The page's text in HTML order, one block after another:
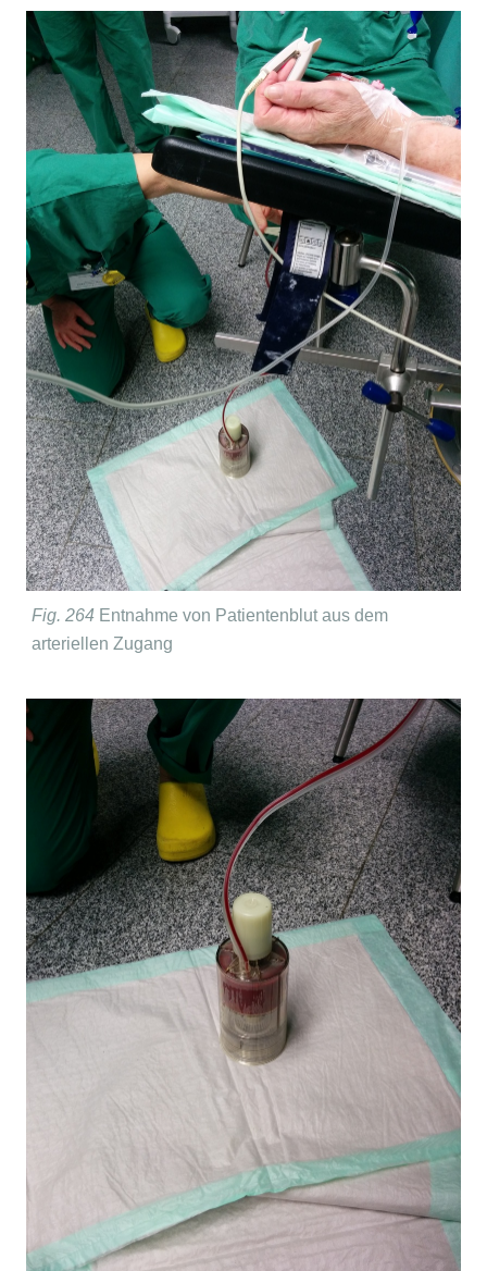
Fig. 264 Entnahme von Patientenblut aus dem
arteriellen Zugang